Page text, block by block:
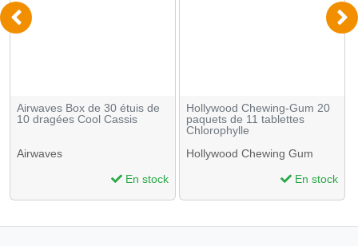
Airwaves Box de 30 étuis de
10 dragées Cool Cassis
Airwaves
En stock
Hollywood Chewing-Gum 20
paquets de 11 tablettes
Chlorophylle
Hollywood Chewing Gum
En stock